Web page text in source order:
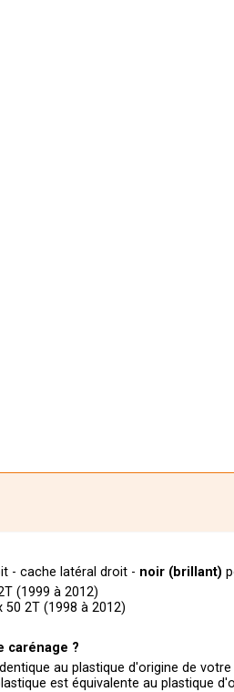
- cache latéral droit - noir (brillant)
(1999 à 2012)
50 2T (1998 à 2012)
carénage ?
au plastique d'origine de
est équivalente au plastique